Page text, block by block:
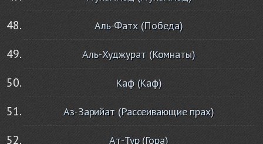
Аль-Фатх (Победа)
Аль-Худжурат (Комнаты)
Каф (Каф)
Аз-Зарийат (Рассеивающие прах)
Ат-Тур (Гора)